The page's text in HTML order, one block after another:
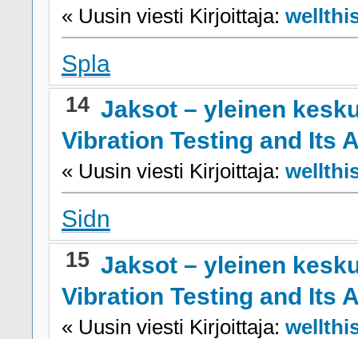
« Uusin viesti Kirjoittaja:
Spla
14 Jaksot – yleinen
Vibration Testing and Its
« Uusin viesti Kirjoittaja:
Sidn
15 Jaksot – yleinen
Vibration Testing and Its
« Uusin viesti Kirjoittaja: